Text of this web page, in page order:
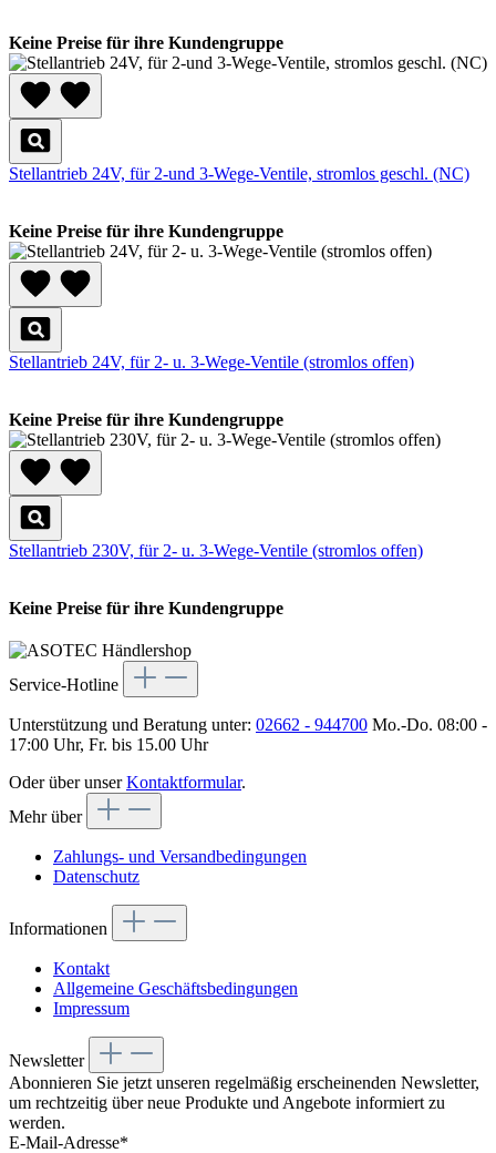
Keine Preise für ihre Kundengruppe
Stellantrieb 24V, für 2-und 3-Wege-Ventile, stromlos geschl. (NC)
Keine Preise für ihre Kundengruppe
Stellantrieb 24V, für 2- u. 3-Wege-Ventile (stromlos offen)
Keine Preise für ihre Kundengruppe
Stellantrieb 230V, für 2- u. 3-Wege-Ventile (stromlos offen)
Keine Preise für ihre Kundengruppe
Service-Hotline
Unterstützung und Beratung unter: 02662 - 944700 Mo.-Do. 08:00 -
17:00 Uhr, Fr. bis 15.00 Uhr
Oder über unserKontaktformular.
Mehr über
Zahlungs- und Versandbedingungen
Datenschutz
Informationen
Kontakt
Allgemeine Geschäftsbedingungen
Impressum
Newsletter
Abonnieren Sie jetzt unseren regelmäßig erscheinenden Newsletter,
um rechtzeitig über neue Produkte und Angebote informiert zu
werden.
E-Mail-Adresse*